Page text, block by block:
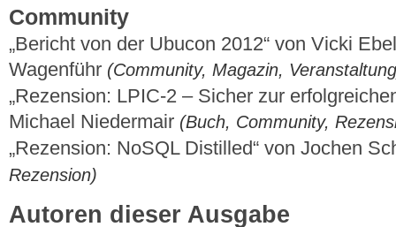
Community
„Bericht von der Ubucon 2012“ von Vicki
Wagenführ (Community, Magazin,
„Rezension: LPIC-2 – Sicher zur
Michael Niedermair (Buch, Community,
„Rezension: NoSQL Distilled“ von Jochen
Rezension)
Autoren dieser Ausgabe